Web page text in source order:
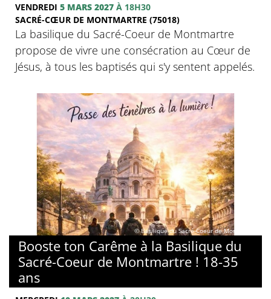
VENDREDI 5 MARS 2027 À 18H30
SACRÉ-CŒUR DE MONTMARTRE (75018)
La basilique du Sacré-Coeur de Montmartre
propose de vivre une consécration au Cœur de
Jésus, à tous les baptisés qui s'y sentent appelés.
© Basilique du Sacré-Coeur de Montmartre
Booste ton Carême à la Basilique du
Sacré-Coeur de Montmartre ! 18-35
ans